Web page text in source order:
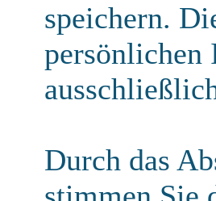
speichern.
persönlichen
Durch das